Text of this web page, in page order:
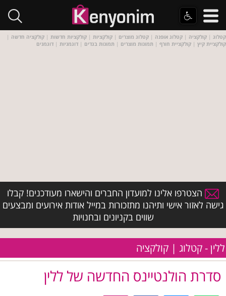
קטלוג | קולקציה | קטלוג אופנה | קטלוג מוצרים | קולקציות | קולקציות חדשות | קולקציה חדשה |
קולקציית קיץ | קולקציית חורף | תמונות מוצרים | תמונות בגדים | דוגמניות | דוגמנים
הצטרפו אלינו למועדון החברים והישארו מעודכנים! קבלו
גישה לאזור אישי ותיהנו מתזכורות במייל אודות אירועים ומבצעים
שווים בקניונים ובחנויות
ללין - קטלוג | קולקציה
סדרת הולנטיינס החדשה של ללין